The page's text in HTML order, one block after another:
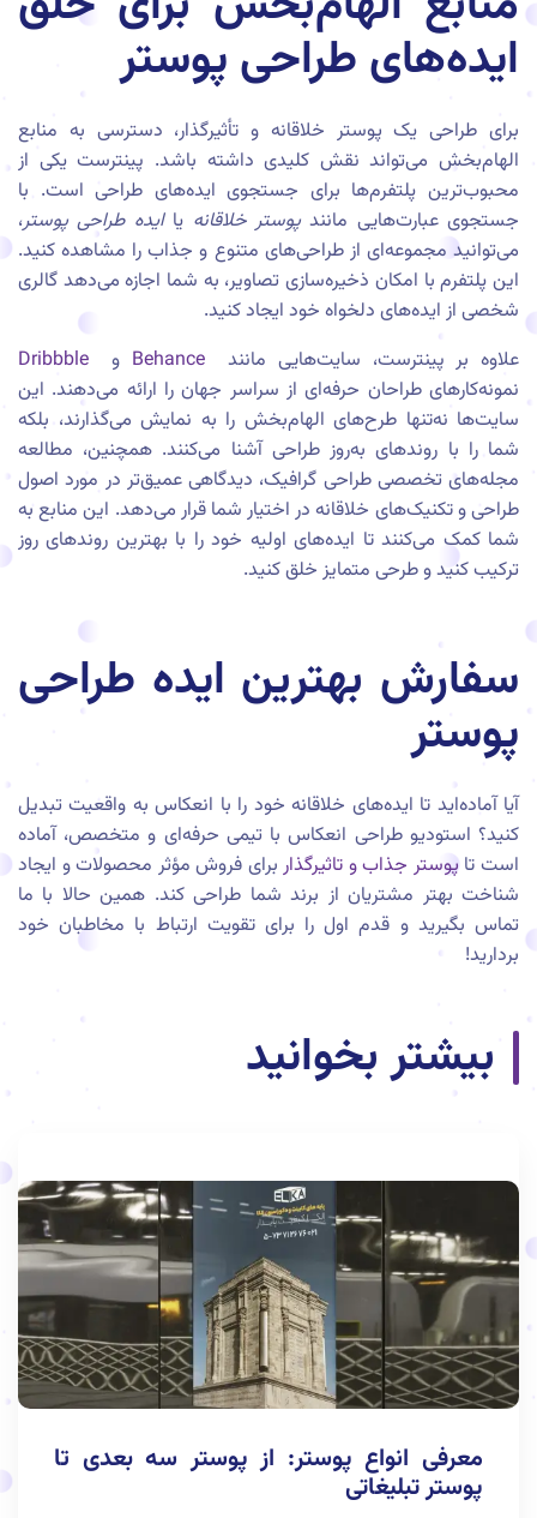
ایده‌های طراحی پوستر
برای طراحی یک پوستر خلاقانه و تأثیرگذار، دسترسی به منابع
الهام‌بخش می‌تواند نقش کلیدی داشته باشد. پینترست یکی از
محبوب‌ترین پلتفرم‌ها برای جستجوی ایده‌های طراحی است. با
جستجوی عبارت‌هایی مانندپوستر خلاقانه یاایده طراحی پوستر،
می‌توانید مجموعه‌ای از طراحی‌های متنوع و جذاب را مشاهده کنید.
این پلتفرم با امکان ذخیره‌سازی تصاویر، به شما اجازه می‌دهد گالری
شخصی از ایده‌های دلخواه خود ایجاد کنید.
علاوه بر پینترست، سایت‌هایی مانند
و
نمونه‌کارهای طراحان حرفه‌ای از سراسر جهان را ارائه می‌دهند. این
سایت‌ها نه‌تنها طرح‌های الهام‌بخش را به نمایش می‌گذارند، بلکه
شما را با روندهای به‌روز طراحی آشنا می‌کنند. همچنین، مطالعه
مجله‌های تخصصی طراحی گرافیک، دیدگاهی عمیق‌تر در مورد اصول
طراحی و تکنیک‌های خلاقانه در اختیار شما قرار می‌دهد. این منابع به
شما کمک می‌کنند تا ایده‌های اولیه خود را با بهترین روندهای روز
ترکیب کنید و طرحی متمایز خلق کنید.
سفارش بهترین ایده طراحی
پوستر
آیا آماده‌اید تا ایده‌های خلاقانه خود را با انعکاس به واقعیت تبدیل
کنید؟ استودیو طراحی انعکاس با تیمی حرفه‌ای و متخصص، آماده
است تاپوستر جذاب و تاثیرگذاربرای فروش مؤثر محصولات و ایجاد
شناخت بهتر مشتریان از برند شما طراحی کند. همین حالا با ما
تماس بگیرید و قدم اول را برای تقویت ارتباط با مخاطبان خود
بردارید!
بیشتر بخوانید
معرفی انواع پوستر: از پوستر سه بعدی تا
پوستر تبلیغاتی